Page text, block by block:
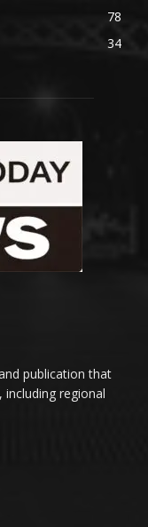
78
34
publication that
regional